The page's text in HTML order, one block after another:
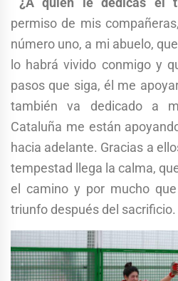
permiso de mis
número uno, a mi abuelo,
lo habrá vivido conmigo y
pasos que siga, él me
también va dedicado a
Cataluña me están
hacia adelante. Gracias a
tempestad llega la calma,
el camino y por mucho
triunfo después del sacrificio.